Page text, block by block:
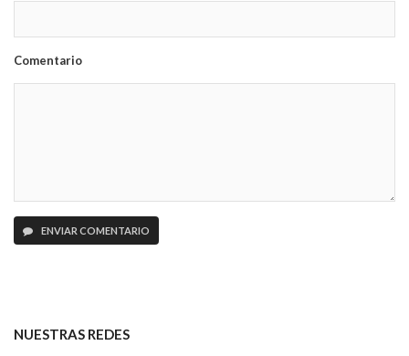
Comentario
ENVIAR COMENTARIO
NUESTRAS REDES